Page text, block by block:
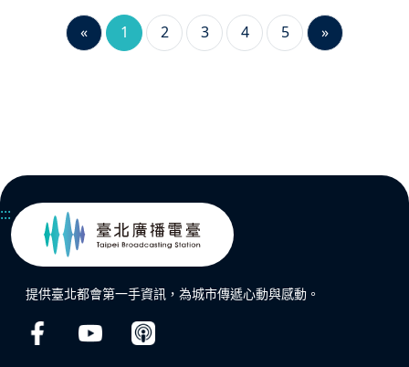
« 1 2 3 4 5 »
:::
提供臺北都會第一手資訊，為城市傳遞心動與感動。